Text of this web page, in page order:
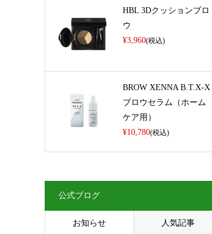
HBL 3Dクッションブロ
ウ
¥3,960(税込)
BROW XENNA B.T.X-X
ブロウセラム（ホーム
ケア用）
¥10,780(税込)
公式ブログ
お知らせ 人気記事